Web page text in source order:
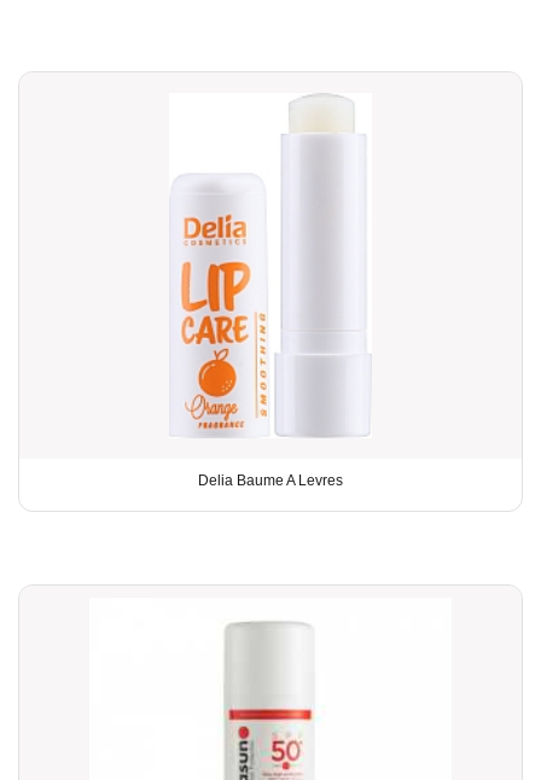
Delia Baume A Levres